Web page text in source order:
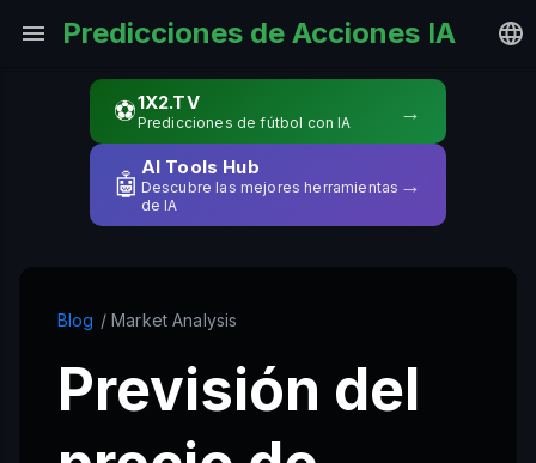
Predicciones de Acciones IA
⚽1X2.TV
Predicciones de fútbol con IA →
🤖
AI Tools Hub
Descubre las mejores herramientas
de IA
→
Blog / Market Analysis
Previsión del